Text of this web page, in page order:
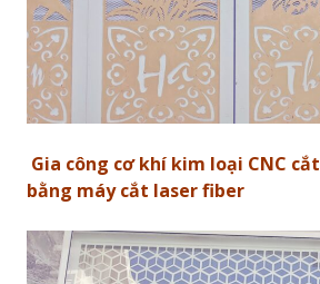
Gia công cơ khí kim loại CNC
bằng máy cắt laser fiber